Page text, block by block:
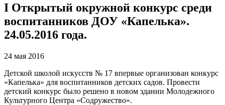
I Открытый окружной конкурс среди
воспитанников ДОУ «Капелька».
24.05.2016 года.
24 мая 2016
Детской школой искусств № 17 впервые организован конкурс
«Капелька» для воспитанников детских садов. Провести
детский конкурс было решено в новом здании Молодежного
Культурного Центра «Содружество».